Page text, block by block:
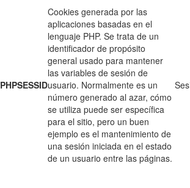
PHPSESSID
Cookies generada por las
aplicaciones basadas en el
lenguaje PHP. Se trata de un
identificador de propósito
general usado para mantener
las variables de sesión de
usuario. Normalmente es un
número generado al azar, cómo
se utiliza puede ser específica
para el sitio, pero un buen
ejemplo es el mantenimiento de
una sesión iniciada en el estado
de un usuario entre las páginas.